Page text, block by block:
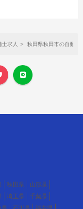
求人 秋田県秋田市の自動車
秋田県
山形県
埼玉県
千葉県